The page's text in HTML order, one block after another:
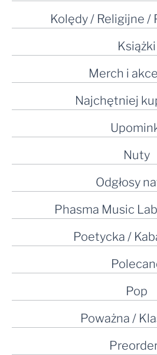
Kolędy / Religijne /
Książki
Merch i
Najchętniej
Nuty
Odgłosy
Phasma Music
Poetycka /
Pop
Poważna /